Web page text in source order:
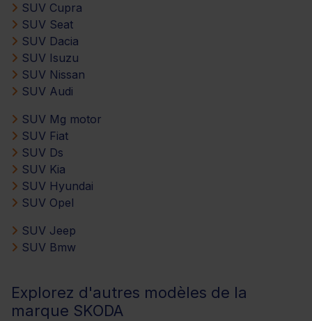
SUV Cupra
SUV Seat
SUV Dacia
SUV Isuzu
SUV Nissan
SUV Audi
SUV Mg motor
SUV Fiat
SUV Ds
SUV Kia
SUV Hyundai
SUV Opel
SUV Jeep
SUV Bmw
Explorez d'autres modèles de la
marque SKODA